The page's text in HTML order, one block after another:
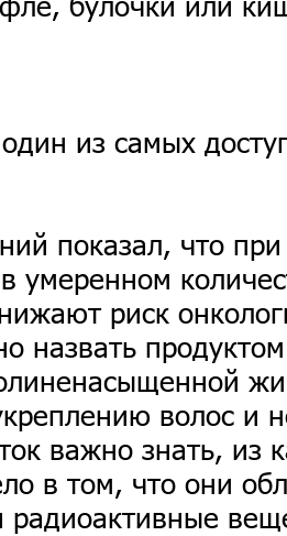
из самых
показал, что
умеренном
риск
назвать
волос и
важно знать, из
в том, что они
радиоактивные